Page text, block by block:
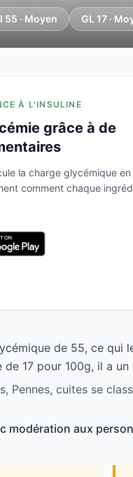
55 · Moyen GL 17 ·
À L'INSULINE
grâce à de
la charge glycémique
comment chaque
de 55, ce qui
17 pour 100g, il a
Pennes, cuites se
modération aux